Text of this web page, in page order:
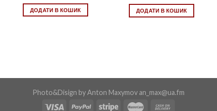
ДОДАТИ В КОШИК ДОДАТИ В КОШИК
Photo&Disign by Anton Maxymov an_max@ua.fm